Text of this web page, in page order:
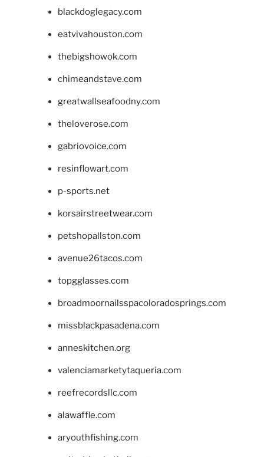
blackdoglegacy.com
eatvivahouston.com
thebigshowok.com
chimeandstave.com
greatwallseafoodny.com
theloverose.com
gabriovoice.com
resinflowart.com
p-sports.net
korsairstreetwear.com
petshopallston.com
avenue26tacos.com
topgglasses.com
broadmoornailsspacoloradosprings.com
missblackpasadena.com
anneskitchen.org
valenciamarketytaqueria.com
reefrecordsllc.com
alawaffle.com
aryouthfishing.com